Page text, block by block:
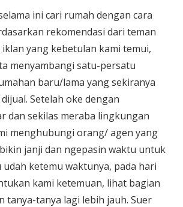
ini cari rumah dengan cara
rekomendasi dari teman
yang kebetulan kami temui,
menyambangi satu-persatu
baru/lama yang sekiranya
Setelah oke dengan
dan sekilas meraba lingkungan
menghubungi orang/ agen yang
janji dan ngepasin waktu untuk
udah ketemu waktunya, pada hari
kami ketemuan, lihat bagian
tanya-tanya lagi lebih jauh. Suer